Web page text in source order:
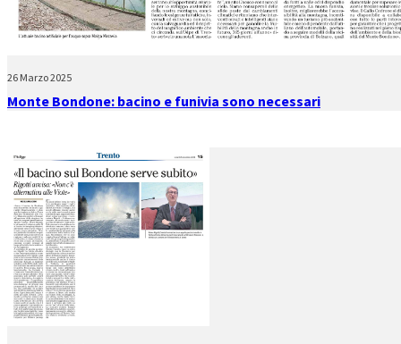
26 Marzo 2025
Monte Bondone: bacino e funivia sono necessari